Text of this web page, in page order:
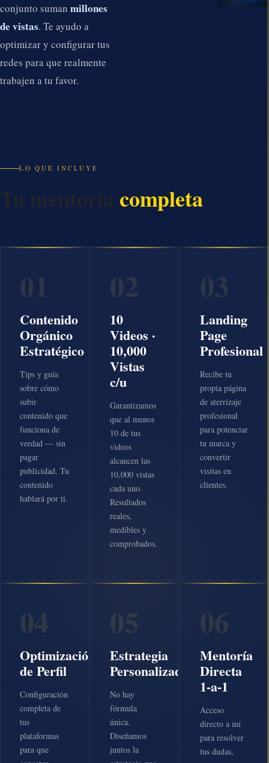
conjunto suman millones
de vistas. Te ayudo a
optimizar y configurar tus
redes para que realmente
trabajen a tu favor.
LO QUE INCLUYE
Tu mentoría completa
01
Contenido
Orgánico
Estratégico
Tips y guía
sobre cómo
subir
contenido que
funciona de
verdad — sin
pagar
publicidad. Tu
contenido
hablará por ti.
02
10
Videos ·
10,000
Vistas
c/u
Garantizamos
que al menos
10 de tus
videos
alcancen las
10,000 vistas
cada uno.
Resultados
reales,
medibles y
comprobados.
03
Landing
Page
Profesional
Recibe tu
propia página
de aterrizaje
profesional
para potenciar
tu marca y
convertir
visitas en
clientes.
04
Optimización
de Perfil
Configuración
completa de
tus
plataformas
para que
05
Estrategia
Personalizada
No hay
fórmula
única.
Diseñamos
juntos la
06
Mentoría
Directa
1-a-1
Acceso
directo a mí
para resolver
tus dudas,